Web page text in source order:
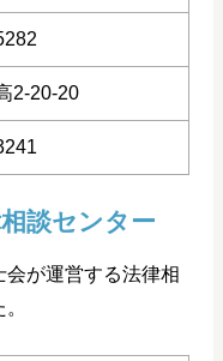
2-20-20
談センター
が運営する法律相